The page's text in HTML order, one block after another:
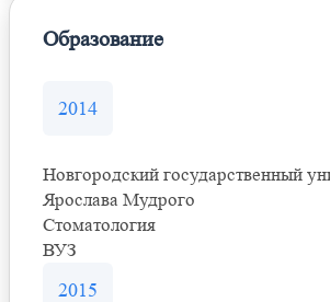
Образование
2014
Новгородский государственный
Ярослава Мудрого
Стоматология
ВУЗ
2015